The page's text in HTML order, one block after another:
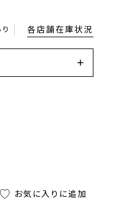
各店舗在庫状況
お気に入りに追加